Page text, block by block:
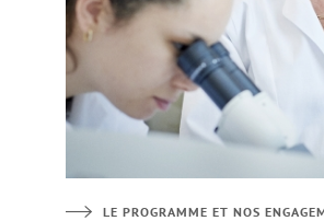
LE PROGRAMME ET NOS